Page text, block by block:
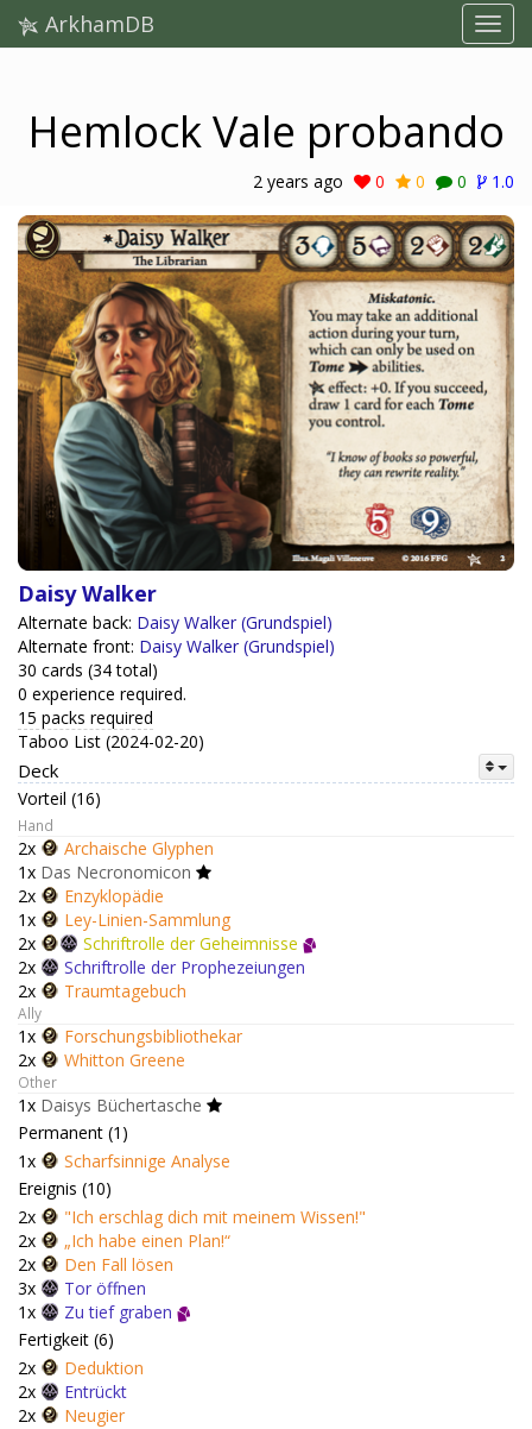
ArkhamDB
Hemlock Vale probando
2 years ago 0 0 0 1.0
Daisy Walker
Alternate back: Daisy Walker (Grundspiel)
Alternate front: Daisy Walker (Grundspiel)
30 cards (34 total)
0 experience required.
15 packs required
Taboo List (2024-02-20)
Deck
Vorteil (16)
Hand
2x
Archaische Glyphen
1x Das Necronomicon
2x
Enzyklopädie
1x
Ley-Linien-Sammlung
2x
Schriftrolle der Geheimnisse
2x
Schriftrolle der Prophezeiungen
2x
Traumtagebuch
Ally
1x
Forschungsbibliothekar
2x
Whitton Greene
Other
1x Daisys Büchertasche
Permanent (1)
1x
Scharfsinnige Analyse
Ereignis (10)
2x
"Ich erschlag dich mit meinem Wissen!"
2x
„Ich habe einen Plan!“
2x
Den Fall lösen
3x
Tor öffnen
1x
Zu tief graben
Fertigkeit (6)
2x
Deduktion
2x
Entrückt
2x
Neugier